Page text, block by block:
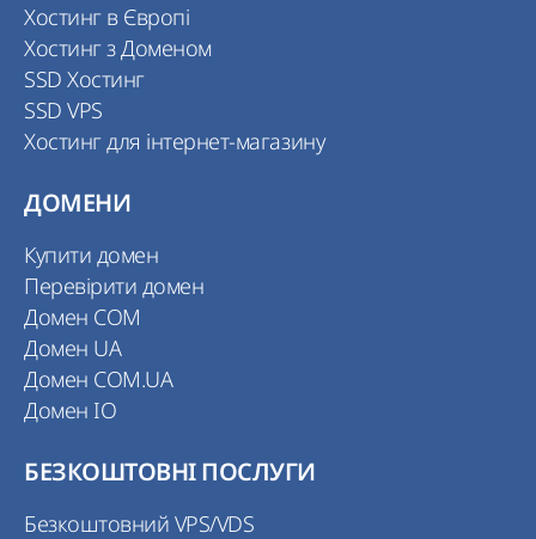
Хостинг в Європі
Хостинг з Доменом
SSD Хостинг
SSD VPS
Хостинг для інтернет-магазину
ДОМЕНИ
Купити домен
Перевірити домен
Домен COM
Домен UA
Домен COM.UA
Домен IO
БЕЗКОШТОВНІ ПОСЛУГИ
Безкоштовний VPS/VDS